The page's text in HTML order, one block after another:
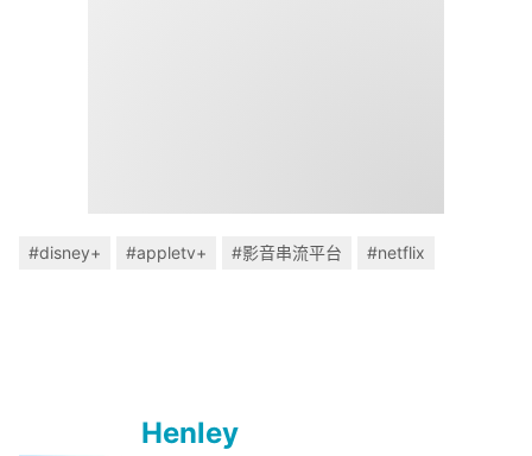
#disney+ #appletv+ #影音串流平台 #netflix
Henley